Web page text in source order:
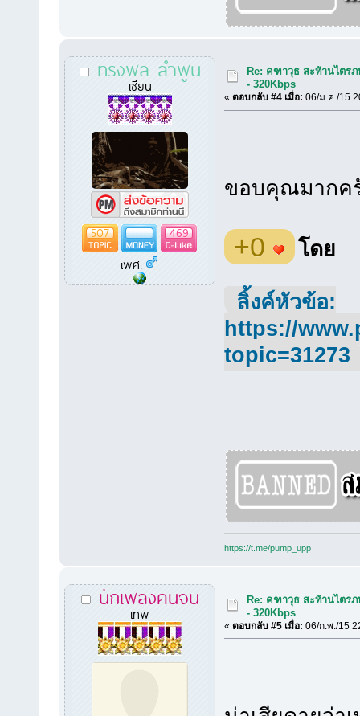
ทรงพล ลำพูน
เซียน
507
469
เพศ:
Re: คฑาวุธ สะท้านไตร
- 320Kbps
« ตอบกลับ #4 เมื่อ: 06/ม.ค./15
ขอบคุณมากค
+0 โดย
ลิ้งค์หัวข้อ:
https://
topic=31273
https://t.me/pump_upp
นักเพลงคนจน
เทพ
Re: คฑาวุธ สะท้านไตร
- 320Kbps
« ตอบกลับ #5 เมื่อ: 06/ก.พ./15